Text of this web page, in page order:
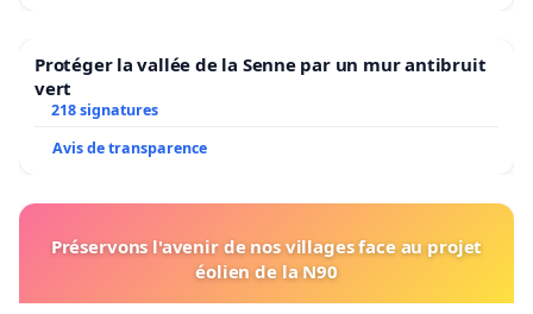
Protéger la vallée de la Senne par un mur antibruit
vert
218 signatures
Avis de transparence
Préservons l'avenir de nos villages face au projet
éolien de la N90